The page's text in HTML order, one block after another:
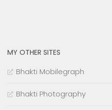
MY OTHER SITES
Bhakti Mobilegraph
Bhakti Photography